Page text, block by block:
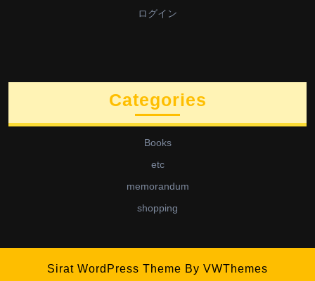
ログイン
Categories
Books
etc
memorandum
shopping
Sirat WordPress Theme By VWThemes